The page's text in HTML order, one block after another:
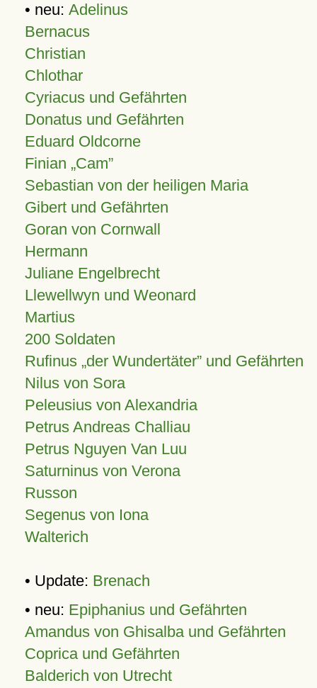
• neu: Adelinus
Bernacus
Christian
Chlothar
Cyriacus und Gefährten
Donatus und Gefährten
Eduard Oldcorne
Finian Cam
Sebastian von der heiligen Maria
Gibert und Gefährten
Goran von Cornwall
Hermann
Juliane Engelbrecht
Llewellwyn und Weonard
Martius
200 Soldaten
Rufinus „der Wundertäter” und Gefährten
Nilus von Sora
Peleusius von Alexandria
Petrus Andreas Challiau
Petrus Nguyen Van Luu
Saturninus von Verona
Russon
Segenus von Iona
Walterich
• Update: Brenach
• neu: Epiphanius und Gefährten
Amandus von Ghisalba und Gefährten
Coprica und Gefährten
Balderich von Utrecht